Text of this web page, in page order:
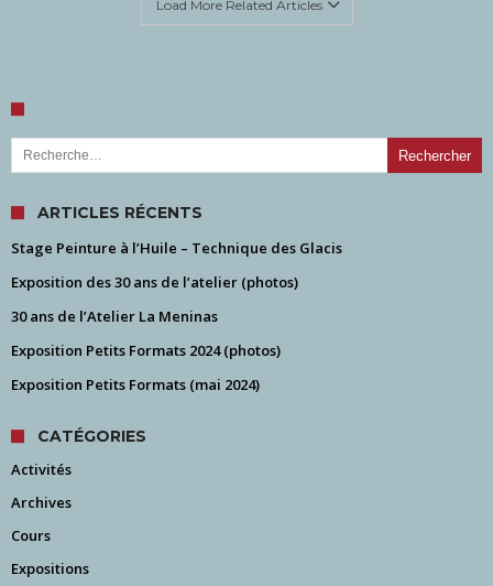
Load More Related Articles
Rechercher :
ARTICLES RÉCENTS
Stage Peinture à l’Huile – Technique des Glacis
Exposition des 30 ans de l’atelier (photos)
30 ans de l’Atelier La Meninas
Exposition Petits Formats 2024 (photos)
Exposition Petits Formats (mai 2024)
CATÉGORIES
Activités
Archives
Cours
Expositions